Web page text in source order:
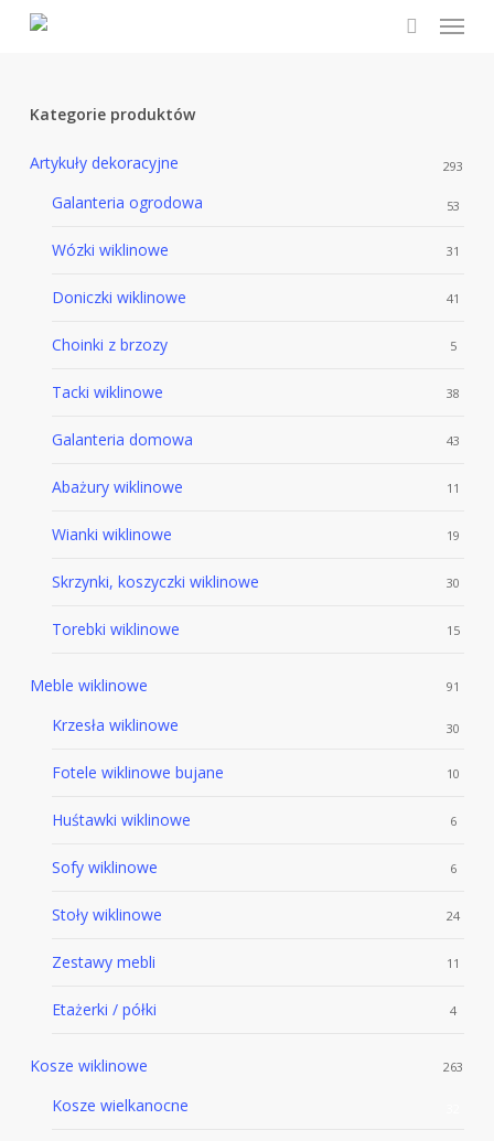
Menu
Kategorie produktów
Artykuły dekoracyjne 293
Galanteria ogrodowa 53
Wózki wiklinowe 31
Doniczki wiklinowe 41
Choinki z brzozy 5
Tacki wiklinowe 38
Galanteria domowa 43
Abażury wiklinowe 11
Wianki wiklinowe 19
Skrzynki, koszyczki wiklinowe 30
Torebki wiklinowe 15
Meble wiklinowe 91
Krzesła wiklinowe 30
Fotele wiklinowe bujane 10
Huśtawki wiklinowe 6
Sofy wiklinowe 6
Stoły wiklinowe 24
Zestawy mebli 11
Etażerki / półki 4
Kosze wiklinowe 263
Kosze wielkanocne